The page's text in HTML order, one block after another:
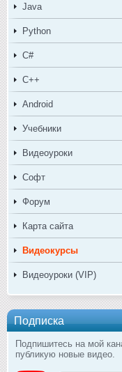
Java
Python
C#
C++
Android
Учебники
Видеоуроки
Софт
Форум
Карта сайта
Видеокурсы
Видеоуроки (VIP)
Подписка
Подпишитесь на мой
публикую новые видео.